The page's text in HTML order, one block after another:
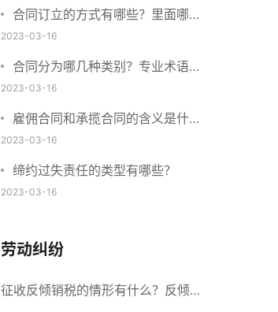
合同订立的方式有哪些？里面哪些
内容、细节条款需要载明？
2023-03-16
合同分为哪几种类别？专业术语分
别是什么？
2023-03-16
雇佣合同和承揽合同的含义是什
么？怎么区分雇佣合同和承揽合
同？
2023-03-16
缔约过失责任的类型有哪些？
2023-03-16
劳动纠纷
征收反倾销税的情形有什么？反倾销